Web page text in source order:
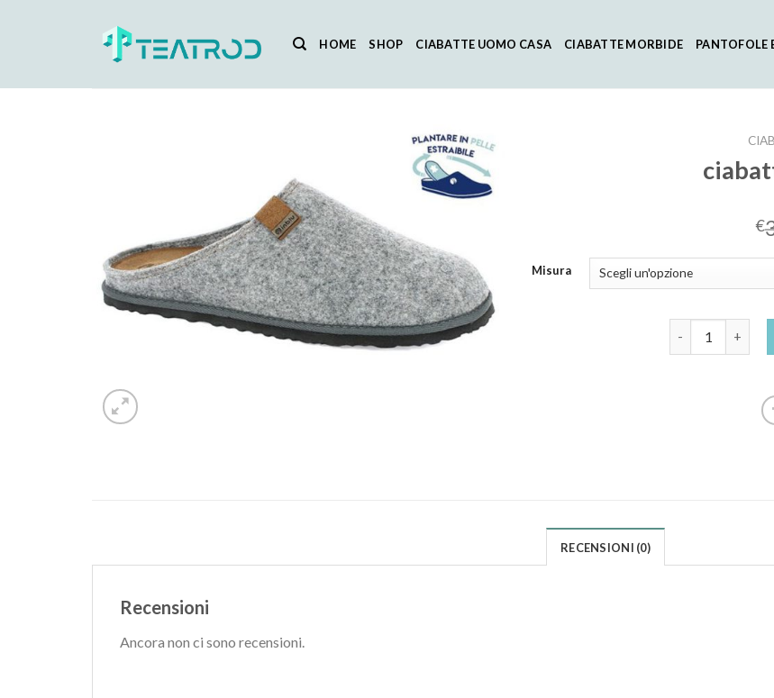
HOME SHOP CIABATTE UOMO CASA CIABATTE MORBIDE PANTOFOLE
€
Misura
RECENSIONI (0)
Recensioni
Ancora non ci sono recensioni.